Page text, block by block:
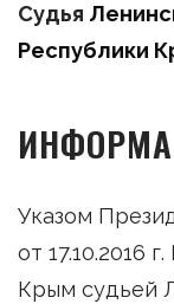
Судья
Республики
Указом
от 17.10.2016
Крым судьей